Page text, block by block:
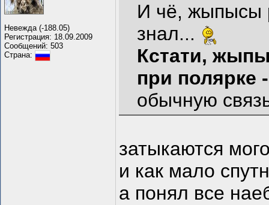
Невежда (-188.05)
Регистрация: 18.09.2009
Сообщений: 503
Страна:
И чё, жыпысы
знал...
Кстати,
при полярке
обычную
затыкаются
и как мало
а понял все